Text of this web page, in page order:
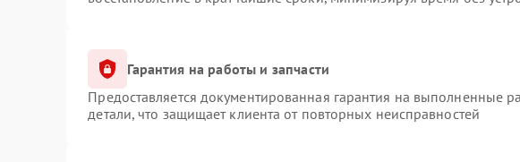
Гарантия на работы и запчасти
Предоставляется документированная гарантия на выполненные
детали, что защищает клиента от повторных неисправностей